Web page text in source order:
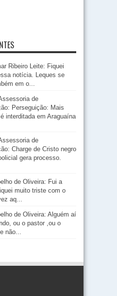
Ribeiro Leite: Fiquei
notícia. Leques se
em o...
de
Perseguição: Mais
interditada em Araguaína
de
Charge de Cristo negro
gera processo.
de Oliveira: Fui a
muito triste com o
aq...
de Oliveira: Alguém aí
ou o pastor ,ou o
não...